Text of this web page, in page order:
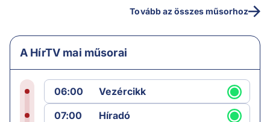
Tovább az összes műsorhoz
A HírTV mai műsorai
06:00
Vezércikk
07:00
Híradó